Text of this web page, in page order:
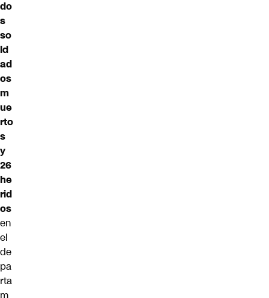
do
s
so
ld
ad
os
m
ue
rto
s
y
26
he
rid
os
en
el
de
pa
rta
m